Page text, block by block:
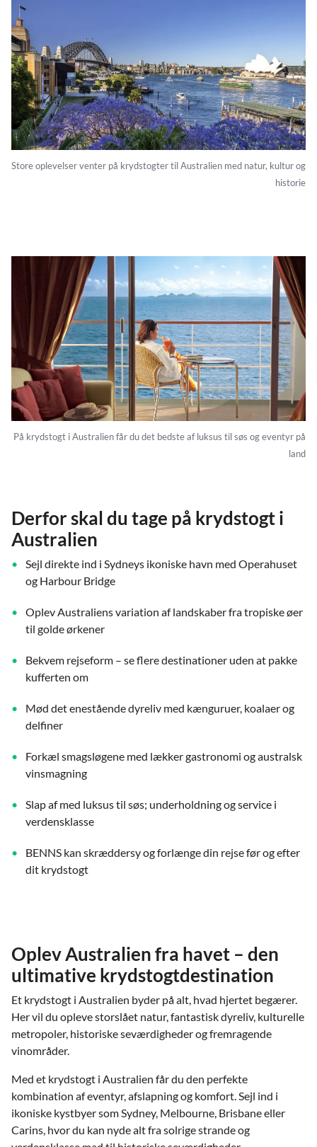
Store oplevelser venter på krydstogter til Australien med natur, kultur og
historie
På krydstogt i Australien får du det bedste af luksus til søs og eventyr på
land
Derfor skal du tage på krydstogt i
Australien
Sejl direkte ind i Sydneys ikoniske havn med Operahuset
og Harbour Bridge
Oplev Australiens variation af landskaber fra tropiske øer
til golde ørkener
Bekvem rejseform – se flere destinationer uden at pakke
kufferten om
Mød det enestående dyreliv med kænguruer, koalaer og
delfiner
Forkæl smagsløgene med lækker gastronomi og australsk
vinsmagning
Slap af med luksus til søs; underholdning og service i
verdensklasse
BENNS kan skræddersy og forlænge din rejse før og efter
dit krydstogt
Oplev Australien fra havet – den
ultimative krydstogtdestination
Et krydstogt i Australien byder på alt, hvad hjertet begærer.
Her vil du opleve storslået natur, fantastisk dyreliv, kulturelle
metropoler, historiske seværdigheder og fremragende
vinområder.
Med et krydstogt i Australien får du den perfekte
kombination af eventyr, afslapning og komfort. Sejl ind i
ikoniske kystbyer som Sydney, Melbourne, Brisbane eller
Carins, hvor du kan nyde alt fra solrige strande og